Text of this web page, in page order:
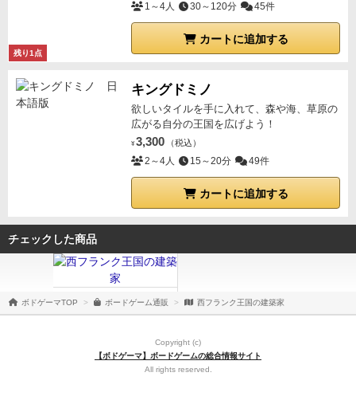
残り1点
1～4人 30～120分 45件
カートに追加する
キングドミノ
欲しいタイルを手に入れて、森や海、草原の
広がる自分の王国を広げよう！
¥ 3,300 （税込）
2～4人 15～20分 49件
カートに追加する
チェックした商品
ボドゲーマTOP ボードゲーム通販 西フランク王国の建築家
Copyright (c)
【ボドゲーマ】ボードゲームの総合情報サイト
All rights reserved.